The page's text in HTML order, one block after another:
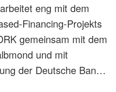
eng mit dem
Financing-Projekts
gemeinsam mit dem
und mit
der Deutsche Bank